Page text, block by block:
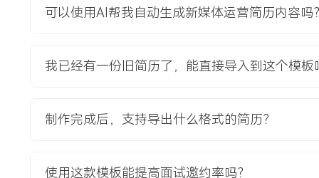
2020-09 - 2024-07 河北大学
基础图片处理与海报设计，掌握剪映进行短视频剪辑。参与校
内容创作：具备从选题策划到文案撰写的完整内容生产能力，
可以使用AI帮我自动生成新媒体运营简历内容吗？
我已经有一份旧简历了，能直接导入到这个模板
制作完成后，支持导出什么格式的简历？
使用这款模板能提高面试邀约率吗？